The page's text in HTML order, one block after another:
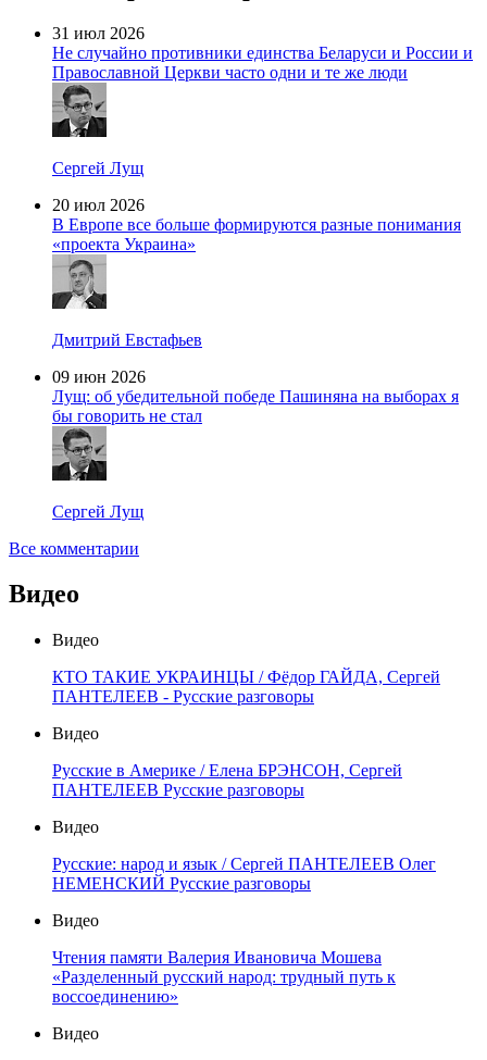
31 июл 2026
Не случайно противники единства Беларуси и России и
Православной Церкви часто одни и те же люди
Сергей Лущ
20 июл 2026
В Европе все больше формируются разные понимания
«проекта Украина»
Дмитрий Евстафьев
09 июн 2026
Лущ: об убедительной победе Пашиняна на выборах я
бы говорить не стал
Сергей Лущ
Все комментарии
Видео
Видео
КТО ТАКИЕ УКРАИНЦЫ / Фёдор ГАЙДА, Сергей
ПАНТЕЛЕЕВ - Русские разговоры
Видео
Русские в Америке / Елена БРЭНСОН, Сергей
ПАНТЕЛЕЕВ Русские разговоры
Видео
Русские: народ и язык / Сергей ПАНТЕЛЕЕВ Олег
НЕМЕНСКИЙ Русские разговоры
Видео
Чтения памяти Валерия Ивановича Мошева
«Разделенный русский народ: трудный путь к
воссоединению»
Видео